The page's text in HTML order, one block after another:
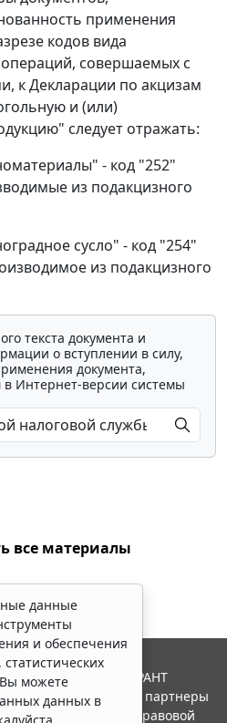
применения
кодов вида
совершаемых с
к Декларации по акцизам
и (или)
следует отражать:
- код "252"
из подакцизного
сусло" - код "254"
из подакцизного
текста документа и
о вступлении в силу,
документа,
в Интернет-версии системы
все материалы
данные
и обеспечения
можете
данных в
2026. Система ГАРАНТ
"Гарант" и ее партнеры
ассоциации правовой